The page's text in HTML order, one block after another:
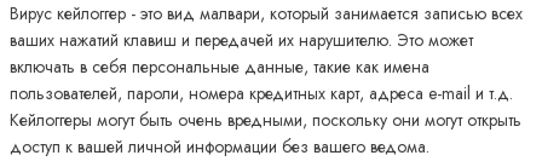
Вирус кейлоггер - это вид малвари, который занимается записью всех
ваших нажатий клавиш и передачей их нарушителю. Это может
включать в себя персональные данные, такие как имена
пользователей, пароли, номера кредитных карт, адреса e-mail и т.д.
Кейлоггеры могут быть очень вредными, поскольку они могут открыть
доступ к вашей личной информации без вашего ведома.